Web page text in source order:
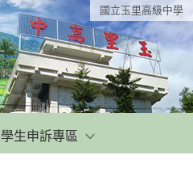
國立玉里高級中學
學生申訴專區